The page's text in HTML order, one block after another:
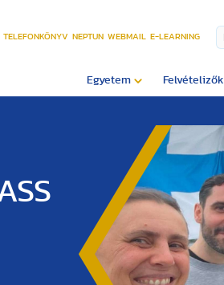
TELEFONKÖNYV NEPTUN WEBMAIL E-LEARNING
Egyetem Felvételizők